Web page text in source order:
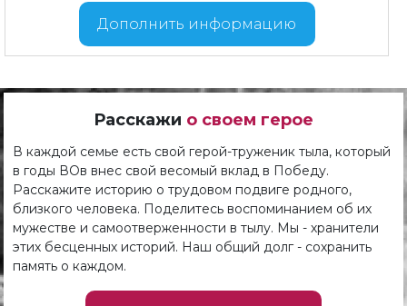
Дополнить информацию
Расскажи о своем герое
В каждой семье есть свой герой-труженик тыла, который
в годы ВОв внес свой весомый вклад в Победу.
Расскажите историю о трудовом подвиге родного,
близкого человека. Поделитесь воспоминанием об их
мужестве и самоотверженности в тылу. Мы - хранители
этих бесценных историй. Наш общий долг - сохранить
память о каждом.